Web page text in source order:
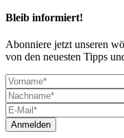
Bleib informiert!
Abonniere jetzt unseren
von den neuesten Tipps